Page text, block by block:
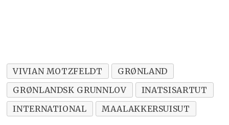
VIVIAN MOTZFELDT
GRØNLAND
GRØNLANDSK GRUNNLOV
INATSISARTUT
INTERNATIONAL
MAALAKKERSUISUT